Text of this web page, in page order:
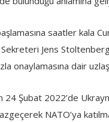
saatler kala
Jens Stoltenberg
onaylamasına dair
24 Şubat 2022’de
NATO’ya